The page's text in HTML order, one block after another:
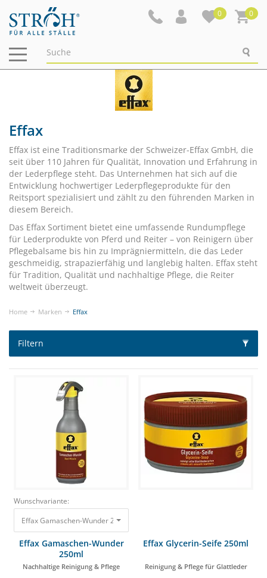
0 0
Navigation
ein-/ausblenden
Effax
Effax ist eine Traditionsmarke der Schweizer-Effax GmbH, die
seit über 110 Jahren für Qualität, Innovation und Erfahrung in
der Lederpflege steht. Das Unternehmen hat sich auf die
Entwicklung hochwertiger Lederpflegeprodukte für den
Reitsport spezialisiert und zählt zu den führenden Marken in
diesem Bereich.
Das Effax Sortiment bietet eine umfassende Rundumpflege
für Lederprodukte von Pferd und Reiter – von Reinigern über
Pflegebalsame bis hin zu Imprägniermitteln, die das Leder
geschmeidig, strapazierfähig und langlebig halten. Effax steht
für Tradition, Qualität und nachhaltige Pflege, die Reiter
weltweit überzeugt.
Home Marken Effax
Filtern
Wunschvariante:
Effax Gamaschen-Wunder 250ml Nachhaltige Reinigung & Pflege 13,49 €
Effax Gamaschen-Wunder
250ml
Nachhaltige Reinigung & Pflege
Effax Glycerin-Seife 250ml
Reinigung & Pflege für Glattleder